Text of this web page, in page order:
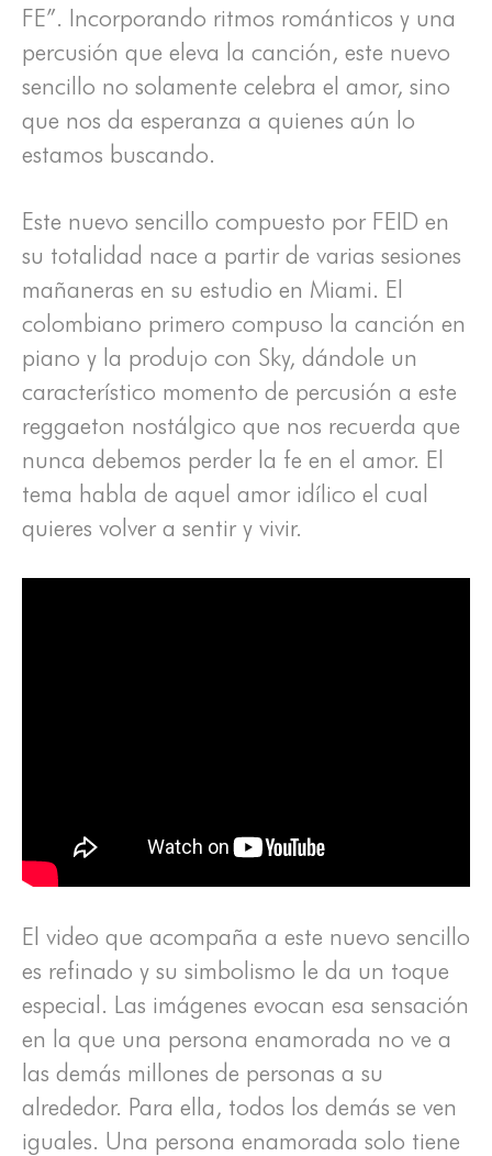
FE”. Incorporando ritmos románticos y una
percusión que eleva la canción, este nuevo
sencillo no solamente celebra el amor, sino
que nos da esperanza a quienes aún lo
estamos buscando.
Este nuevo sencillo compuesto por FEID en
su totalidad nace a partir de varias sesiones
mañaneras en su estudio en Miami. El
colombiano primero compuso la canción en
piano y la produjo con Sky, dándole un
característico momento de percusión a este
reggaeton nostálgico que nos recuerda que
nunca debemos perder la fe en el amor. El
tema habla de aquel amor idílico el cual
quieres volver a sentir y vivir.
El video que acompaña a este nuevo sencillo
es refinado y su simbolismo le da un toque
especial. Las imágenes evocan esa sensación
en la que una persona enamorada no ve a
las demás millones de personas a su
alrededor. Para ella, todos los demás se ven
iguales. Una persona enamorada solo tiene